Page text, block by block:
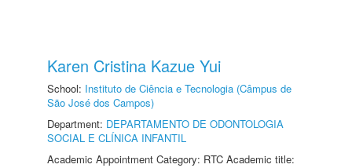
Karen Cristina Kazue Yui
School: Instituto de Ciência e Tecnologia (Câmpus de
São José dos Campos)
Department: DEPARTAMENTO DE ODONTOLOGIA
SOCIAL E CLÍNICA INFANTIL
Academic Appointment Category: RTC Academic title: